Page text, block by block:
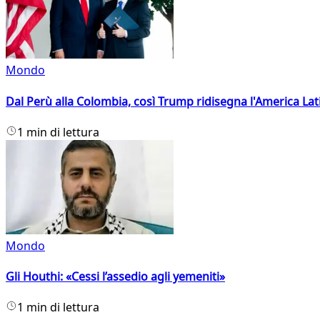
Mondo
Dal Perù alla Colombia, così Trump ridisegna l'America
1 min di lettura
Mondo
Gli Houthi: «Cessi l’assedio agli yemeniti»
1 min di lettura